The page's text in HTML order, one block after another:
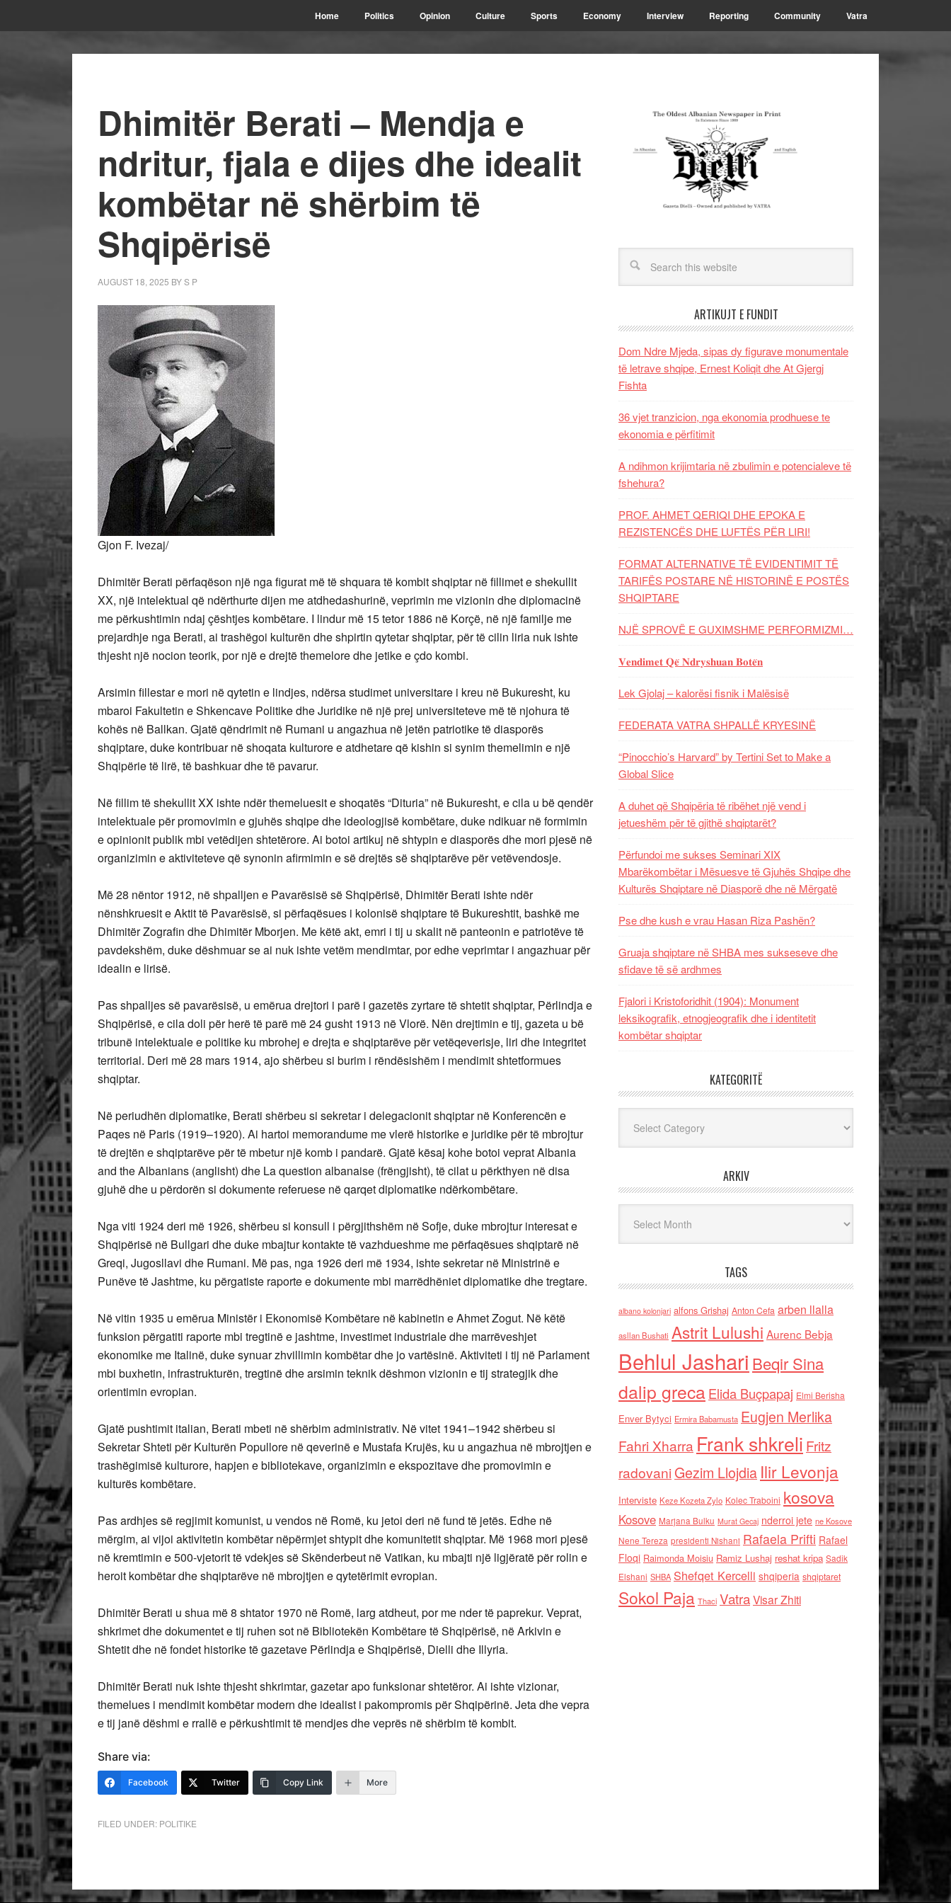
Home Politics Opinion Culture Sports Economy Interview Reporting Community Vatra
Dhimitër Berati – Mendja e
ndritur, fjala e dijes dhe idealit
kombëtar në shërbim të
Shqipërisë
AUGUST 18, 2025 BYS P
Gjon F. Ivezaj/
Dhimitër Berati përfaqëson një nga figurat më të shquara të kombit shqiptar në fillimet e shekullit
XX, një intelektual që ndërthurte dijen me atdhedashurinë, veprimin me vizionin dhe diplomacinë
me përkushtimin ndaj çështjes kombëtare. I lindur më 15 tetor 1886 në Korçë, në një familje me
prejardhje nga Berati, ai trashëgoi kulturën dhe shpirtin qytetar shqiptar, përtë cilin liria nuk ishte
thjesht një nocion teorik, por një e drejtë themelore dhe jetike e çdo kombi.
Arsimin fillestar e mori në qytetin e lindjes, ndërsa studimet universitare i kreu në Bukuresht, ku
mbaroi Fakultetin e Shkencave Politike dhe Juridike në një prej universiteteve më të njohura të
kohës në Ballkan. Gjatë qëndrimit në Rumani u angazhua në jetën patriotike të diasporës
shqiptare, duke kontribuar në shoqata kulturore e atdhetare që kishin si synim themelimin e një
Shqipërie të lirë, të bashkuar dhe të pavarur.
Në fillim të shekullit XX ishte ndër themeluesit e shoqatës “Dituria” në Bukuresht, e cila u bë qendër
intelektuale për promovimin e gjuhës shqipe dhe ideologjisë kombëtare, duke ndikuar në formimin
e opinionit publik mbi vetëdijen shtetërore. Ai botoi artikuj në shtypin e diasporës dhe mori pjesë në
organizimin e aktiviteteve që synonin afirmimin e së drejtës së shqiptarëve për vetëvendosje.
Më 28 nëntor 1912, në shpalljen e Pavarësisë së Shqipërisë, Dhimitër Berati ishte ndër
nënshkruesit e Aktit të Pavarësisë, si përfaqësues i kolonisë shqiptare të Bukureshtit, bashkë me
Dhimitër Zografin dhe Dhimitër Mborjen. Me këtë akt, emri i tij u skalit në panteonin e patriotëve të
pavdekshëm, duke dëshmuar se ai nuk ishte vetëm mendimtar, por edhe veprimtar i angazhuar për
idealin e lirisë.
Pas shpalljes së pavarësisë, u emërua drejtori i parë i gazetës zyrtare të shtetit shqiptar, Përlindja e
Shqipërisë, e cila doli për herë të parë më 24 gusht 1913 në Vlorë. Nën drejtimin e tij, gazeta u bë
tribunë intelektuale e politike ku mbrohej e drejta e shqiptarëve për vetëqeverisje, liri dhe integritet
territorial. Deri më 28 mars 1914, ajo shërbeu si burim i rëndësishëm i mendimit shtetformues
shqiptar.
Në periudhën diplomatike, Berati shërbeu si sekretar i delegacionit shqiptar në Konferencën e
Paqes në Paris (1919–1920). Ai hartoi memorandume me vlerë historike e juridike për të mbrojtur
të drejtën e shqiptarëve për të mbetur një komb i pandarë. Gjatë kësaj kohe botoi veprat Albania
and the Albanians (anglisht) dhe La question albanaise (frëngjisht), të cilat u përkthyen në disa
gjuhë dhe u përdorën si dokumente referuese në qarqet diplomatike ndërkombëtare.
Nga viti 1924 deri më 1926, shërbeu si konsull i përgjithshëm në Sofje, duke mbrojtur interesat e
Shqipërisë në Bullgari dhe duke mbajtur kontakte të vazhdueshme me përfaqësues shqiptarë në
Greqi, Jugosllavi dhe Rumani. Më pas, nga 1926 deri më 1934, ishte sekretar në Ministrinë e
Punëve të Jashtme, ku përgatiste raporte e dokumente mbi marrëdhëniet diplomatike dhe tregtare.
Në vitin 1935 u emërua Ministër i Ekonomisë Kombëtare në kabinetin e Ahmet Zogut. Në këtë
funksion përgatiti raporte mbi tregtinë e jashtme, investimet industriale dhe marrëveshjet
ekonomike me Italinë, duke synuar zhvillimin kombëtar dhe jo vartësinë. Aktiviteti i tij në Parlament
mbi buxhetin, infrastrukturën, tregtinë dhe arsimin teknik dëshmon vizionin e tij strategjik dhe
orientimin evropian.
Gjatë pushtimit italian, Berati mbeti në shërbim administrativ. Në vitet 1941–1942 shërbeu si
Sekretar Shteti për Kulturën Popullore në qeverinë e Mustafa Krujës, ku u angazhua në mbrojtjen e
trashëgimisë kulturore, hapjen e bibliotekave, organizimin e ekspozitave dhe promovimin e
kulturës kombëtare.
Pas ardhjes së regjimit komunist, u vendos në Romë, ku jetoi deri në fund të jetës. Edhe në
mërgim, ai vijoi aktivitetin kombëtar nëpërmjet shtypit dhe komunitetit shqiptar. Më 1968 mori pjesë
në kremtimin e 500-vjetorit të vdekjes së Skënderbeut në Vatikan, ku mbajti një ligjëratë për rolin e
heroit kombëtar dhe shqiptarëve në mbrojtjen e qytetërimit evropian.
Dhimitër Berati u shua më 8 shtator 1970 në Romë, larg atdheut, por me nder të paprekur. Veprat,
shkrimet dhe dokumentet e tij ruhen sot në Bibliotekën Kombëtare të Shqipërisë, në Arkivin e
Shtetit dhe në fondet historike të gazetave Përlindja e Shqipërisë, Dielli dhe Illyria.
Dhimitër Berati nuk ishte thjesht shkrimtar, gazetar apo funksionar shtetëror. Ai ishte vizionar,
themelues i mendimit kombëtar modern dhe idealist i pakompromis për Shqipërinë. Jeta dhe vepra
e tij janë dëshmi e rrallë e përkushtimit të mendjes dhe veprës në shërbim të kombit.
Share via:
Facebook Twitter Copy Link More
FILED UNDER: POLITIKE
ARTIKUJT E FUNDIT
Dom Ndre Mjeda, sipas dy figurave monumentale
të letrave shqipe, Ernest Koliqit dhe At Gjergj
Fishta
36 vjet tranzicion, nga ekonomia prodhuese te
ekonomia e përfitimit
A ndihmon krijimtaria në zbulimin e potencialeve të
fshehura?
PROF. AHMET QERIQI DHE EPOKA E
REZISTENCЁS DHE LUFTЁS PЁR LIRI!
FORMAT ALTERNATIVE TË EVIDENTIMIT TË
TARIFËS POSTARE NË HISTORINË E POSTËS
SHQIPTARE
NJË SPROVË E GUXIMSHME PERFORMIZMI…
𝐕𝐞𝐧𝐝𝐢𝐦𝐞𝐭 𝐐𝐞̈ 𝐍𝐝𝐫𝐲𝐬𝐡𝐮𝐚𝐧 𝐁𝐨𝐭𝐞̈𝐧
Lek Gjolaj – kalorësi fisnik i Malësisë
FEDERATA VATRA SHPALLË KRYESINË
“Pinocchio’s Harvard” by Tertini Set to Make a
Global Slice
A duhet që Shqipëria të ribëhet një vend i
jetueshëm për të gjithë shqiptarët?
Përfundoi me sukses Seminari XIX
Mbarëkombëtar i Mësuesve të Gjuhës Shqipe dhe
Kulturës Shqiptare në Diasporë dhe në Mërgatë
Pse dhe kush e vrau Hasan Riza Pashën?
Gruaja shqiptare në SHBA mes sukseseve dhe
sfidave të së ardhmes
Fjalori i Kristoforidhit (1904): Monument
leksikografik, etnogjeografik dhe i identitetit
kombëtar shqiptar
KATEGORITË
ARKIV
TAGS
albano kolonjari alfons Grishaj Anton Cefa arben llalla
asllan Bushati Astrit Lulushi Aurenc Bebja
Behlul Jashari Beqir Sina
dalip grecaElida Buçpapaj Elmi Berisha
Enver Bytyci Ermira Babamusta Eugjen Merlika
Fahri Xharra Frank shkreli Fritz
radovaniGezim Llojdia Ilir Levonja
Interviste Keze Kozeta Zylo Kolec Traboini kosova
Kosove Marjana Bulku Murat Gecaj nderroi jete ne Kosove
Nene Tereza presidenti Nishani Rafaela Prifti Rafael
Floqi Raimonda Moisiu Ramiz Lushaj reshat kripa Sadik
Elshani SHBA Shefqet Kercelli shqiperia shqiptaret
Sokol Paja Thaci VatraVisar Zhiti